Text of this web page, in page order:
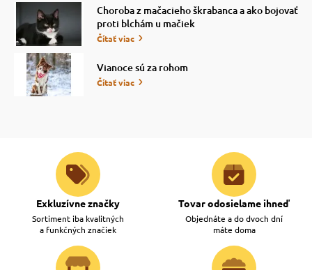
Choroba z mačacieho škrabanca a ako bojovať
proti blchám u mačiek
Čítať viac
Vianoce sú za rohom
Čítať viac
Exkluzívne značky
Sortiment iba kvalitných
a funkčných značiek
Tovar odosielame ihneď
Objednáte a do dvoch dní
máte doma